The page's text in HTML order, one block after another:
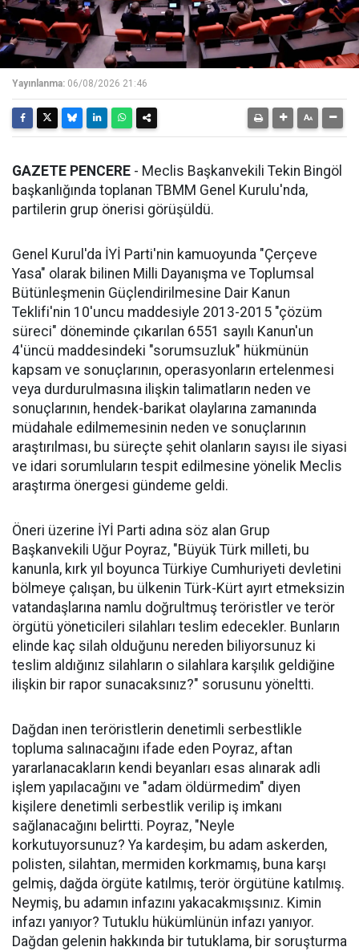
Yayınlanma: 06/08/2026 21:46
GAZETE PENCERE - Meclis Başkanvekili Tekin Bingöl
başkanlığında toplanan TBMM Genel Kurulu'nda,
partilerin grup önerisi görüşüldü.
Genel Kurul'da İYİ Parti'nin kamuoyunda "Çerçeve
Yasa" olarak bilinen Milli Dayanışma ve Toplumsal
Bütünleşmenin Güçlendirilmesine Dair Kanun
Teklifi'nin 10'uncu maddesiyle 2013-2015 "çözüm
süreci" döneminde çıkarılan 6551 sayılı Kanun'un
4'üncü maddesindeki "sorumsuzluk" hükmünün
kapsam ve sonuçlarının, operasyonların ertelenmesi
veya durdurulmasına ilişkin talimatların neden ve
sonuçlarının, hendek-barikat olaylarına zamanında
müdahale edilmemesinin neden ve sonuçlarının
araştırılması, bu süreçte şehit olanların sayısı ile siyasi
ve idari sorumluların tespit edilmesine yönelik Meclis
araştırma önergesi gündeme geldi.
Öneri üzerine İYİ Parti adına söz alan Grup
Başkanvekili Uğur Poyraz, "Büyük Türk milleti, bu
kanunla, kırk yıl boyunca Türkiye Cumhuriyeti devletini
bölmeye çalışan, bu ülkenin Türk-Kürt ayırt etmeksizin
vatandaşlarına namlu doğrultmuş teröristler ve terör
örgütü yöneticileri silahları teslim edecekler. Bunların
elinde kaç silah olduğunu nereden biliyorsunuz ki
teslim aldığınız silahların o silahlara karşılık geldiğine
ilişkin bir rapor sunacaksınız?" sorusunu yöneltti.
Dağdan inen teröristlerin denetimli serbestlikle
topluma salınacağını ifade eden Poyraz, aftan
yararlanacakların kendi beyanları esas alınarak adli
işlem yapılacağını ve "adam öldürmedim" diyen
kişilere denetimli serbestlik verilip iş imkanı
sağlanacağını belirtti. Poyraz, "Neyle
korkutuyorsunuz? Ya kardeşim, bu adam askerden,
polisten, silahtan, mermiden korkmamış, buna karşı
gelmiş, dağda örgüte katılmış, terör örgütüne katılmış.
Neymiş, bu adamın infazını yakacakmışsınız. Kimin
infazı yanıyor? Tutuklu hükümlünün infazı yanıyor.
Dağdan gelenin hakkında bir tutuklama, bir soruşturma